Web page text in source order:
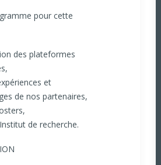
pour cette
des plateformes
et
de nos partenaires,
de recherche.